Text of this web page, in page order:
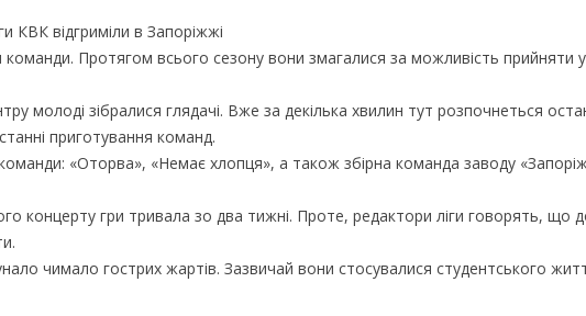
Протягом всього сезону вони змагалися за можливість прийняти
молоді зібралися глядачі. Вже за декілька хвилин тут розпочнеться
приготування команд.
«Оторва», «Немає хлопця», а також збірна команда заводу
концерту гри тривала зо два тижні. Проте, редактори ліги говорять, що
чимало гострих жартів. Зазвичай вони стосувалися студентського